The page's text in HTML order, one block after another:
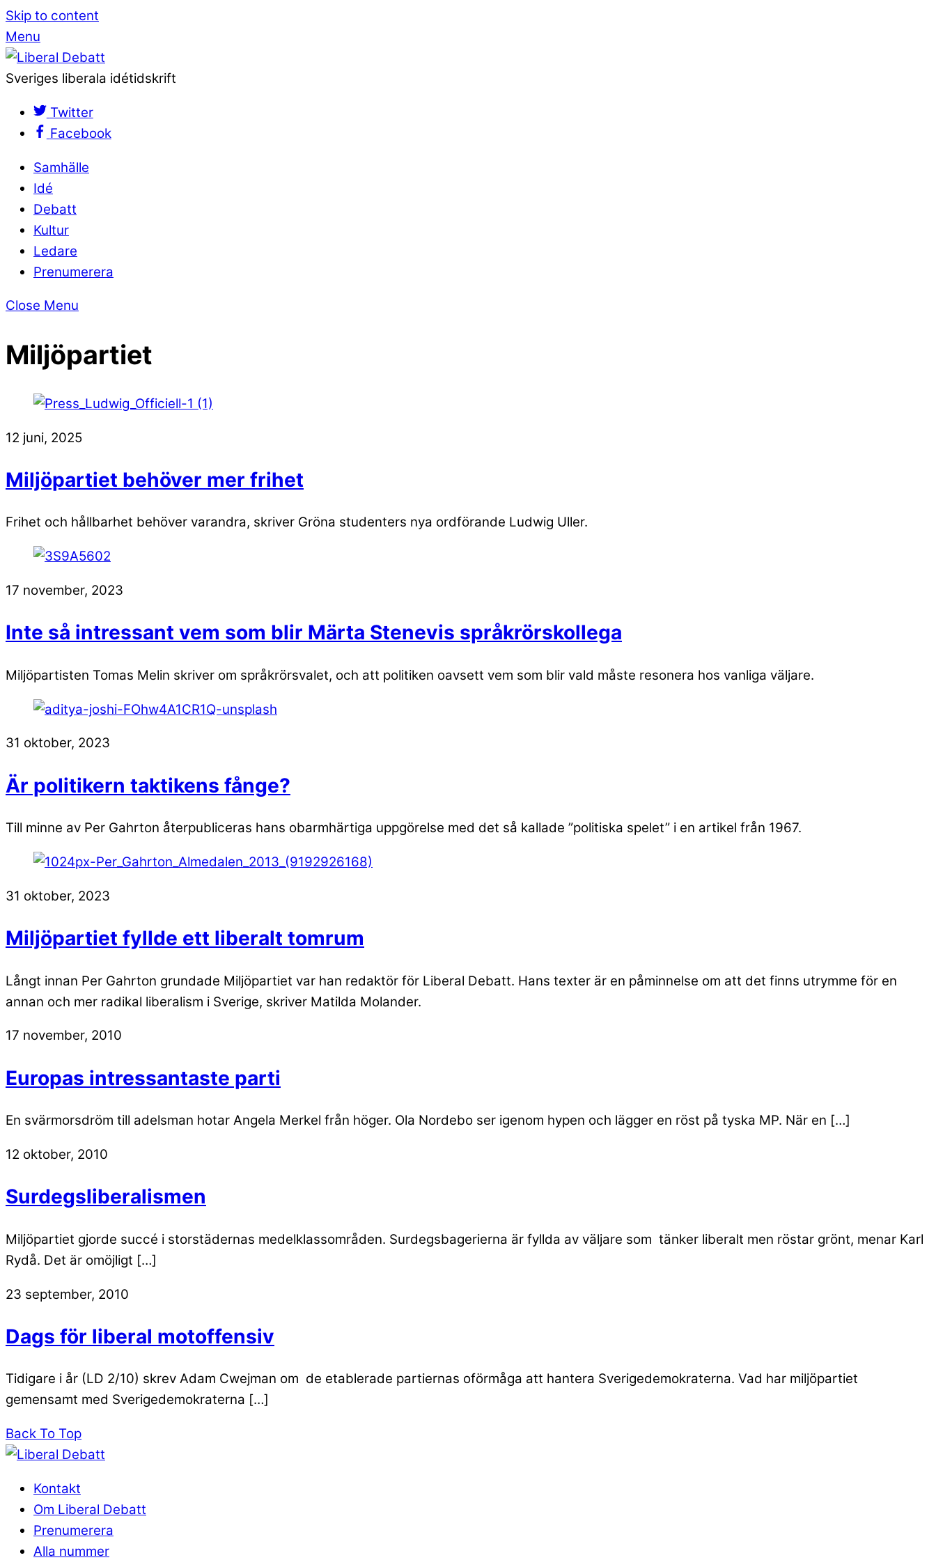
Skip to content
Menu
Sveriges liberala idétidskrift
Twitter
Facebook
Samhälle
Idé
Debatt
Kultur
Ledare
Prenumerera
Close Menu
Miljöpartiet
12 juni, 2025
Miljöpartiet behöver mer frihet
Frihet och hållbarhet behöver varandra, skriver Gröna studenters nya ordförande Ludwig Uller.
17 november, 2023
Inte så intressant vem som blir Märta Stenevis språkrörskollega
Miljöpartisten Tomas Melin skriver om språkrörsvalet, och att politiken oavsett vem som blir vald måste resonera hos vanliga väljare.
31 oktober, 2023
Är politikern taktikens fånge?
Till minne av Per Gahrton återpubliceras hans obarmhärtiga uppgörelse med det så kallade ”politiska spelet” i en artikel från 1967.
31 oktober, 2023
Miljöpartiet fyllde ett liberalt tomrum
Långt innan Per Gahrton grundade Miljöpartiet var han redaktör för Liberal Debatt. Hans texter är en påminnelse om att det finns utrymme för en
annan och mer radikal liberalism i Sverige, skriver Matilda Molander.
17 november, 2010
Europas intressantaste parti
En svärmorsdröm till adelsman hotar Angela Merkel från höger. Ola Nordebo ser igenom hypen och lägger en röst på tyska MP. När en […]
12 oktober, 2010
Surdegsliberalismen
Miljöpartiet gjorde succé i storstädernas medelklassområden. Surdegsbagerierna är fyllda av väljare som tänker liberalt men röstar grönt, menar Karl
Rydå. Det är omöjligt […]
23 september, 2010
Dags för liberal motoffensiv
Tidigare i år (LD 2/10) skrev Adam Cwejman om de etablerade partiernas oförmåga att hantera Sverigedemokraterna. Vad har miljöpartiet
gemensamt med Sverigedemokraterna […]
Back To Top
Kontakt
Om Liberal Debatt
Prenumerera
Alla nummer